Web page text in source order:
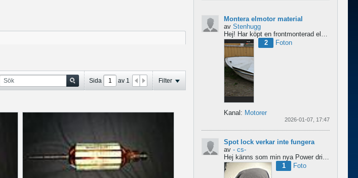
Sida av 1 Filter
Montera elmotor material
av Stenhugg
Hej! Har köpt en frontmonterad elmotor och undrar lite om nån har någon tips hur man ska börja bygga...
2
Foton
Kanal: Motorer
2026-01-07, 17:47
Spot lock verkar inte fungera
av - cs-
Hej känns som min nya Power drive tappar spot lock
1
Foto